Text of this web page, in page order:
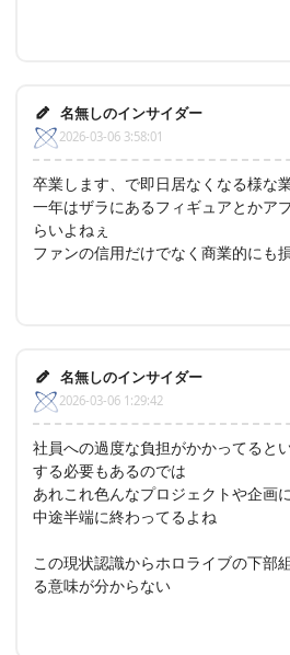
名無しのインサイダー
2026-03-06 3:58:01
卒業します、で即日居なくなる様な
一年はザラにあるフィギュアとかア
らいよねぇ
ファンの信用だけでなく商業的にも
名無しのインサイダー
2026-03-06 1:29:42
社員への過度な負担がかかってると
する必要もあるのでは
あれこれ色んなプロジェクトや企画
中途半端に終わってるよね
この現状認識からホロライブの下部
る意味が分からない